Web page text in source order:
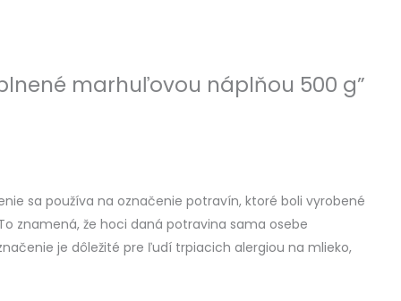
marhuľovou náplňou 500 g”
sa používa na označenie potravín, ktoré boli vyrobené
znamená, že hoci daná potravina sama osebe
je dôležité pre ľudí trpiacich alergiou na mlieko,